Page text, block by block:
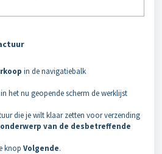
in de navigatiebalk
het nu geopende scherm de werklijst
die je wilt klaar zetten voor verzending
onderwerp van de desbetreffende
knop Volgende.